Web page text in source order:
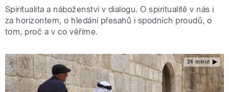
Spiritualita a náboženství v dialogu. O spiritualitě v nás i
za horizontem, o hledání přesahů i spodních proudů, o
tom, proč a v co věříme.
24 minut